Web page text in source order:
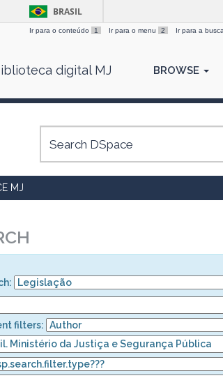
BRASIL
Ir para o conteúdo 1 Ir para o menu 2 Ir para a busca
digital MJ BROWSE
MJ
filters: